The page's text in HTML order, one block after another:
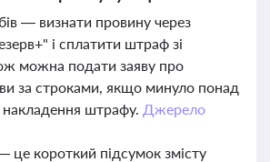
— визнати провину через
і сплатити штраф зі
можна подати заяву про
за строками, якщо минуло понад
накладення штрафу. Джерело
це короткий підсумок змісту